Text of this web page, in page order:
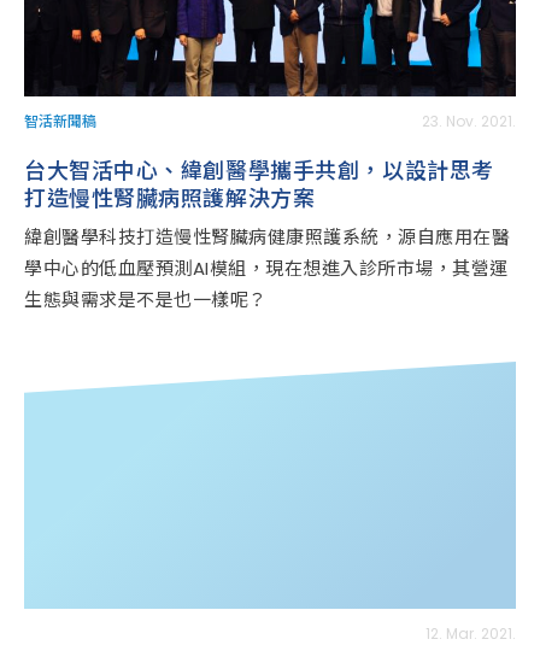
智活新聞稿 23. Nov. 2021.
台大智活中心、緯創醫學攜手共創，以設計思考
打造慢性腎臟病照護解決方案
緯創醫學科技打造慢性腎臟病健康照護系統，源自應用在醫
學中心的低血壓預測AI模組，現在想進入診所市場，其營運
生態與需求是不是也一樣呢？
12. Mar. 2021.